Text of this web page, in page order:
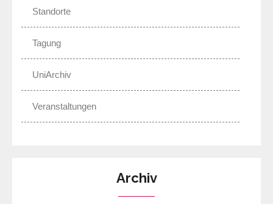
Standorte
Tagung
UniArchiv
Veranstaltungen
Archiv